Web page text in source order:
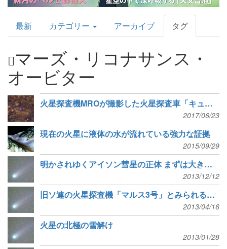
AstroArts
Topics
最新 カテゴリー アーカイブ タグ
マーズ・リコナサンス・
オービター
火星探査機MROが撮影した火星探査車「キュリオシティ」
2017/06/23
現在の火星に液体の水が流れている強力な証拠
2015/09/29
明かされゆくアイソン彗星の正体 まずは大きさと組成
2013/12/12
旧ソ連の火星探査機「マルス3号」とみられる物体を発見
2013/04/16
火星の北極の雪解け
2013/01/28